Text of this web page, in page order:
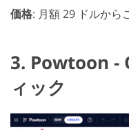
価格: 月額 29 ドルから
3. Powtoon -
ィック